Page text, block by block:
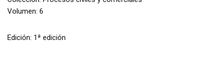
Volumen: 6
Edición: 1ª edición